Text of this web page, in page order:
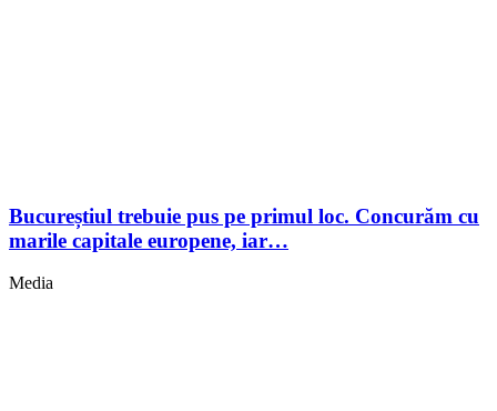
Bucureștiul trebuie pus pe primul loc. Concurăm cu
marile capitale europene, iar…
Media